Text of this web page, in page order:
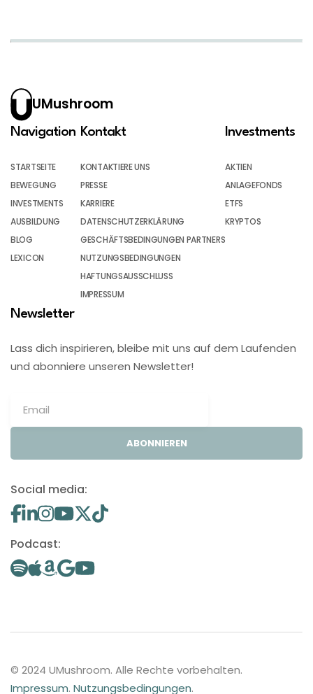
UMushroom
Navigation
STARTSEITE
BEWEGUNG
INVESTMENTS
AUSBILDUNG
BLOG
LEXICON
Kontakt
KONTAKTIERE UNS
PRESSE
KARRIERE
DATENSCHUTZERKLÄRUNG
GESCHÄFTSBEDINGUNGEN PARTNERS
NUTZUNGSBEDINGUNGEN
HAFTUNGSAUSSCHLUSS
IMPRESSUM
Investments
AKTIEN
ANLAGEFONDS
ETFS
KRYPTOS
Newsletter
Lass dich inspirieren, bleibe mit uns auf dem Laufenden
und abonniere unseren Newsletter!
ABONNIEREN
Social media:
Podcast:
© 2024 UMushroom. Alle Rechte vorbehalten.
Impressum. Nutzungsbedingungen.